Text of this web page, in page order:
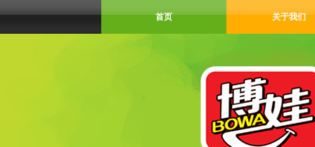
首页 关于我们